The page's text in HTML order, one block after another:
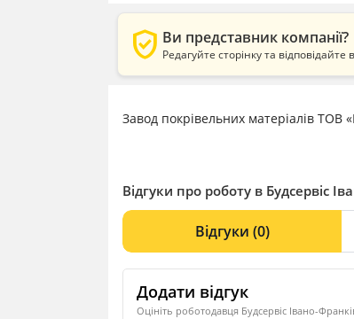
verified_user Ви представник компанії?
Редагуйте сторінку та відповідайте
Завод покрівельних матеріалів ТОВ
Відгуки про роботу в Будсервіс
Відгуки (0)
Додати відгук
Оцініть роботодавця Будсервіс Івано-